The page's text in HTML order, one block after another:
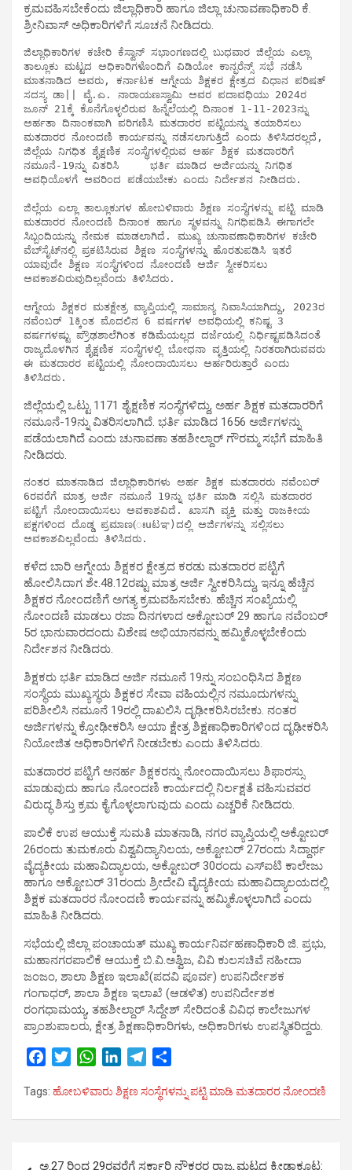
ಕ್ರಮವಹಿಸಬೇಕೆಂದು ಜಿಲ್ಲಾಧಿಕಾರಿ ಹಾಗೂ ಜಿಲ್ಲಾ ಚುನಾವಣಾಧಿಕಾರಿ ಕೆ.
ಶ್ರೀನಿವಾಸ್ ಅಧಿಕಾರಿಗಳಿಗೆ ಸೂಚನೆ ನೀಡಿದರು.
ಜಿಲ್ಲಾಧಿಕಾರಿಗಳ ಕಚೇರಿ ಕೆಸ್ವಾನ್ ಸಭಾಂಗಣದಲ್ಲಿ ಬುಧವಾರ ಜಿಲ್ಲೆಯ ಎಲ್ಲಾ
ತಾಲ್ಲೂಕು ಮಟ್ಟದ ಅಧಿಕಾರಿಗಳೊಂದಿಗೆ ವಿಡಿಯೋ ಕಾನ್ಫರೆನ್ಸ್ ಸಭೆ ನಡೆಸಿ
ಮಾತನಾಡಿದ ಅವರು, ಕರ್ನಾಟಕ ಆಗ್ನೇಯ ಶಿಕ್ಷಕರ ಕ್ಷೇತ್ರದ ವಿಧಾನ ಪರಿಷತ್
ಸದಸ್ಯ ಡಾ|| ವೈ.ಎ. ನಾರಾಯಣಸ್ವಾಮಿ ಅವರ ಪದಾವಧಿಯು 2024ರ
ಜೂನ್ 21ಕ್ಕೆ ಕೊನೆಗೊಳ್ಳಲಿರುವ ಹಿನ್ನೆಲೆಯಲ್ಲಿ ದಿನಾಂಕ 1-11-2023ನ್ನು
ಅರ್ಹತಾ ದಿನಾಂಕವಾಗಿ ಪರಿಗಣಿಸಿ ಮತದಾರರ ಪಟ್ಟಿಯನ್ನು ತಯಾರಿಸಲು
ಮತದಾರರ ನೋಂದಣಿ ಕಾರ್ಯವನ್ನು ನಡೆಸಲಾಗುತ್ತಿದೆ ಎಂದು ತಿಳಿಸಿದರಲ್ಲದೆ,
ಜಿಲ್ಲೆಯ ನಿಗಧಿತ ಶೈಕ್ಷಣಿಕ ಸಂಸ್ಥೆಗಳಲ್ಲಿರುವ ಅರ್ಹ ಶಿಕ್ಷಕ ಮತದಾರರಿಗೆ
ನಮೂನೆ-19ನ್ನು ವಿತರಿಸಿ     ಭರ್ತಿ ಮಾಡಿದ ಅರ್ಜಿಯನ್ನು ನಿಗಧಿತ
ಅವಧಿಯೊಳಗೆ ಅವರಿಂದ ಪಡೆಯಬೇಕು ಎಂದು ನಿರ್ದೇಶನ ನೀಡಿದರು.
ಜಿಲ್ಲೆಯ ಎಲ್ಲಾ ತಾಲ್ಲೂಕುಗಳ ಹೋಬಳಿವಾರು ಶಿಕ್ಷಣ ಸಂಸ್ಥೆಗಳನ್ನು ಪಟ್ಟಿ ಮಾಡಿ
ಮತದಾರರ ನೋಂದಣಿ ದಿನಾಂಕ ಹಾಗೂ ಸ್ಥಳವನ್ನು ನಿಗಧಿಪಡಿಸಿ ಈಗಾಗಲೇ
ಸಿಬ್ಬಂದಿಯನ್ನು ನೇಮಕ ಮಾಡಲಾಗಿದೆ. ಮುಖ್ಯ ಚುನಾವಣಾಧಿಕಾರಿಗಳ ಕಚೇರಿ
ವೆಬ್‍ಸೈಟ್‍ನಲ್ಲಿ ಪ್ರಕಟಿಸಿರುವ ಶಿಕ್ಷಣ ಸಂಸ್ಥೆಗಳನ್ನು ಹೊರತುಪಡಿಸಿ ಇತರೆ
ಯಾವುದೇ ಶಿಕ್ಷಣ ಸಂಸ್ಥೆಗಳಿಂದ ನೋಂದಣಿ ಅರ್ಜಿ ಸ್ವೀಕರಿಸಲು
ಅವಕಾಶವಿರುವುದಿಲ್ಲವೆಂದು ತಿಳಿಸಿದರು.
ಆಗ್ನೇಯ ಶಿಕ್ಷಕರ ಮತಕ್ಷೇತ್ರ ವ್ಯಾಪ್ತಿಯಲ್ಲಿ ಸಾಮಾನ್ಯ ನಿವಾಸಿಯಾಗಿದ್ದು, 2023ರ
ನವೆಂಬರ್ 1ಕ್ಕಿಂತ ಮೊದಲಿನ 6 ವರ್ಷಗಳ ಅವಧಿಯಲ್ಲಿ ಕನಿಷ್ಟ 3
ವರ್ಷಗಳಷ್ಟು ಪ್ರೌಢಶಾಲೆಗಿಂತ ಕಡಿಮೆಯಲ್ಲದ ದರ್ಜೆಯಲ್ಲಿ ನಿರ್ಧಿಷ್ಟಪಡಿಸಿದಂತೆ
ರಾಜ್ಯದೊಳಗಿನ ಶೈಕ್ಷಣಿಕ ಸಂಸ್ಥೆಗಳಲ್ಲಿ ಬೋಧನಾ ವೃತ್ತಿಯಲ್ಲಿ ನಿರತರಾಗಿರುವವರು
ಈ ಮತದಾರರ ಪಟ್ಟಿಯಲ್ಲಿ ನೋಂದಾಯಿಸಲು ಅರ್ಹರಿರುತ್ತಾರೆ ಎಂದು
ತಿಳಿಸಿದರು.
ಜಿಲ್ಲೆಯಲ್ಲಿ ಒಟ್ಟು 1171 ಶೈಕ್ಷಣಿಕ ಸಂಸ್ಥೆಗಳಿದ್ದು, ಅರ್ಹ ಶಿಕ್ಷಕ ಮತದಾರರಿಗೆ
ನಮೂನೆ-19ನ್ನು ವಿತರಿಸಲಾಗಿದೆ. ಭರ್ತಿ ಮಾಡಿದ 1656 ಅರ್ಜಿಗಳನ್ನು
ಪಡೆಯಲಾಗಿದೆ ಎಂದು ಚುನಾವಣಾ ತಹಶೀಲ್ದಾರ್ ಗೌರಮ್ಮ ಸಭೆಗೆ ಮಾಹಿತಿ
ನೀಡಿದರು.
ನಂತರ ಮಾತನಾಡಿದ ಜಿಲ್ಲಾಧಿಕಾರಿಗಳು ಅರ್ಹ ಶಿಕ್ಷಕ ಮತದಾರರು ನವೆಂಬರ್
6ರವರೆಗೆ ಮಾತ್ರ ಅರ್ಜಿ ನಮೂನೆ 19ನ್ನು ಭರ್ತಿ ಮಾಡಿ ಸಲ್ಲಿಸಿ ಮತದಾರರ
ಪಟ್ಟಿಗೆ ನೋಂದಾಯಿಸಲು ಅವಕಾಶವಿದೆ. ಖಾಸಗಿ ವ್ಯಕ್ತಿ ಮತ್ತು ರಾಜಕೀಯ
ಪಕ್ಷಗಳಿಂದ ದೊಡ್ಡ ಪ್ರಮಾಣ(ಃuಟಞ)ದಲ್ಲಿ ಅರ್ಜಿಗಳನ್ನು ಸಲ್ಲಿಸಲು
ಅವಕಾಶವಿಲ್ಲವೆಂದು ತಿಳಿಸಿದರು.
ಕಳೆದ ಬಾರಿ ಆಗ್ನೇಯ ಶಿಕ್ಷಕರ ಕ್ಷೇತ್ರದ ಕರಡು ಮತದಾರರ ಪಟ್ಟಿಗೆ
ಹೋಲಿಸಿದಾಗ ಶೇ.48.12ರಷ್ಟು ಮಾತ್ರ ಅರ್ಜಿ ಸ್ವೀಕರಿಸಿದ್ದು, ಇನ್ನೂ ಹೆಚ್ಚಿನ
ಶಿಕ್ಷಕರ ನೋಂದಣಿಗೆ ಅಗತ್ಯ ಕ್ರಮವಹಿಸಬೇಕು. ಹೆಚ್ಚಿನ ಸಂಖ್ಯೆಯಲ್ಲಿ
ನೋಂದಣಿ ಮಾಡಲು ರಜಾ ದಿನಗಳಾದ ಅಕ್ಟೋಬರ್ 29 ಹಾಗೂ ನವೆಂಬರ್
5ರ ಭಾನುವಾರದಂದು ವಿಶೇಷ ಅಭಿಯಾನವನ್ನು ಹಮ್ಮಿಕೊಳ್ಳಬೇಕೆಂದು
ನಿರ್ದೇಶನ ನೀಡಿದರು.
ಶಿಕ್ಷಕರು ಭರ್ತಿ ಮಾಡಿದ ಅರ್ಜಿ ನಮೂನೆ 19ನ್ನು ಸಂಬಂಧಿಸಿದ ಶಿಕ್ಷಣ
ಸಂಸ್ಥೆಯ ಮುಖ್ಯಸ್ಥರು ಶಿಕ್ಷಕರ ಸೇವಾ ವಹಿಯಲ್ಲಿನ ನಮೂದುಗಳನ್ನು
ಪರಿಶೀಲಿಸಿ ನಮೂನೆ 19ರಲ್ಲಿ ದಾಖಲಿಸಿ ದೃಢೀಕರಿಸಿರಬೇಕು. ನಂತರ
ಅರ್ಜಿಗಳನ್ನು ಕ್ರೋಢೀಕರಿಸಿ ಆಯಾ ಕ್ಷೇತ್ರ ಶಿಕ್ಷಣಾಧಿಕಾರಿಗಳಿಂದ ದೃಢೀಕರಿಸಿ
ನಿಯೋಜಿತ ಅಧಿಕಾರಿಗಳಿಗೆ ನೀಡಬೇಕು ಎಂದು ತಿಳಿಸಿದರು.
ಮತದಾರರ ಪಟ್ಟಿಗೆ ಅನರ್ಹ ಶಿಕ್ಷಕರನ್ನು ನೋಂದಾಯಿಸಲು ಶಿಫಾರಸ್ಸು
ಮಾಡುವುದು ಹಾಗೂ ನೋಂದಣಿ ಕಾರ್ಯದಲ್ಲಿ ನಿರ್ಲಕ್ಷತೆ ವಹಿಸುವವರ
ವಿರುದ್ಧ ಶಿಸ್ತು ಕ್ರಮ ಕೈಗೊಳ್ಳಲಾಗುವುದು ಎಂದು ಎಚ್ಚರಿಕೆ ನೀಡಿದರು.
ಪಾಲಿಕೆ ಉಪ ಆಯುಕ್ತೆ ಸುಮತಿ ಮಾತನಾಡಿ, ನಗರ ವ್ಯಾಪ್ತಿಯಲ್ಲಿ ಅಕ್ಟೋಬರ್
26ರಂದು ತುಮಕೂರು ವಿಶ್ವವಿದ್ಯಾನಿಲಯ, ಅಕ್ಟೋಬರ್ 27ರಂದು ಸಿದ್ದಾರ್ಥ
ವೈದ್ಯಕೀಯ ಮಹಾವಿದ್ಯಾಲಯ, ಅಕ್ಟೋಬರ್ 30ರಂದು ಎಸ್‍ಐಟಿ ಕಾಲೇಜು
ಹಾಗೂ ಅಕ್ಟೋಬರ್ 31ರಂದು ಶ್ರೀದೇವಿ ವೈದ್ಯಕೀಯ ಮಹಾವಿದ್ಯಾಲಯದಲ್ಲಿ
ಶಿಕ್ಷಕ ಮತದಾರರ ನೋಂದಣಿ ಕಾರ್ಯವನ್ನು ಹಮ್ಮಿಕೊಳ್ಳಲಾಗಿದೆ ಎಂದು
ಮಾಹಿತಿ ನೀಡಿದರು.
ಸಭೆಯಲ್ಲಿ ಜಿಲ್ಲಾ ಪಂಚಾಯತ್ ಮುಖ್ಯ ಕಾರ್ಯನಿರ್ವಹಣಾಧಿಕಾರಿ ಜಿ. ಪ್ರಭು,
ಮಹಾನಗರಪಾಲಿಕೆ ಆಯುಕ್ತೆ ಬಿ.ವಿ.ಅಶ್ವಿಜ, ವಿವಿ ಕುಲಸಚಿವೆ ನಹೀದಾ
ಜಂಜಂ, ಶಾಲಾ ಶಿಕ್ಷಣ ಇಲಾಖೆ(ಪದವಿ ಪೂರ್ವ) ಉಪನಿರ್ದೇಶಕ
ಗಂಗಾಧರ್, ಶಾಲಾ ಶಿಕ್ಷಣ ಇಲಾಖೆ (ಆಡಳಿತ) ಉಪನಿರ್ದೇಶಕ
ರಂಗಧಾಮಯ್ಯ, ತಹಶೀಲ್ದಾರ್ ಸಿದ್ದೇಶ್ ಸೇರಿದಂತೆ ವಿವಿಧ ಕಾಲೇಜುಗಳ
ಪ್ರಾಂಶುಪಾಲರು, ಕ್ಷೇತ್ರ ಶಿಕ್ಷಣಾಧಿಕಾರಿಗಳು, ಅಧಿಕಾರಿಗಳು ಉಪಸ್ಥಿತರಿದ್ದರು.
c
i
W
a
n
l
a
Tags: ಹೋಬಳಿವಾರು ಶಿಕ್ಷಣ ಸಂಸ್ಥೆಗಳನ್ನು ಪಟ್ಟಿ ಮಾಡಿ ಮತದಾರರ ನೋಂದಣಿ
ಅ.27 ರಿಂದ 29ರವರೆಗೆ ಸರ್ಕಾರಿ ನೌಕರರ ರಾಜ್ಯ ಮಟ್ಟದ ಕ್ರೀಡಾಕೂಟ: